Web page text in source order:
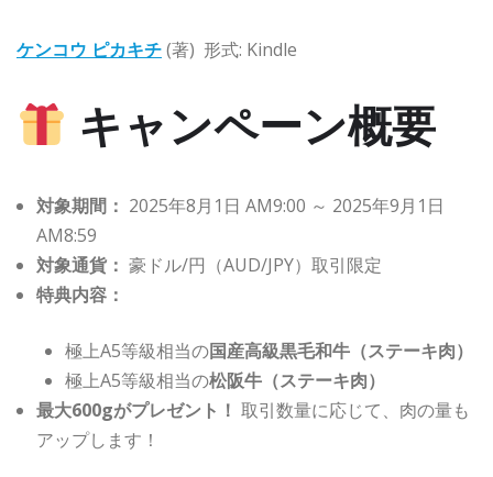
ケンコウ ピカキチ(著) 形式: Kindle
キャンペーン概要
対象期間： 2025年8月1日 AM9:00 ～ 2025年9月1日
AM8:59
対象通貨： 豪ドル/円（AUD/JPY）取引限定
特典内容：
極上A5等級相当の国産高級黒毛和牛（ステーキ肉）
極上A5等級相当の松阪牛（ステーキ肉）
最大600gがプレゼント！ 取引数量に応じて、肉の量も
アップします！